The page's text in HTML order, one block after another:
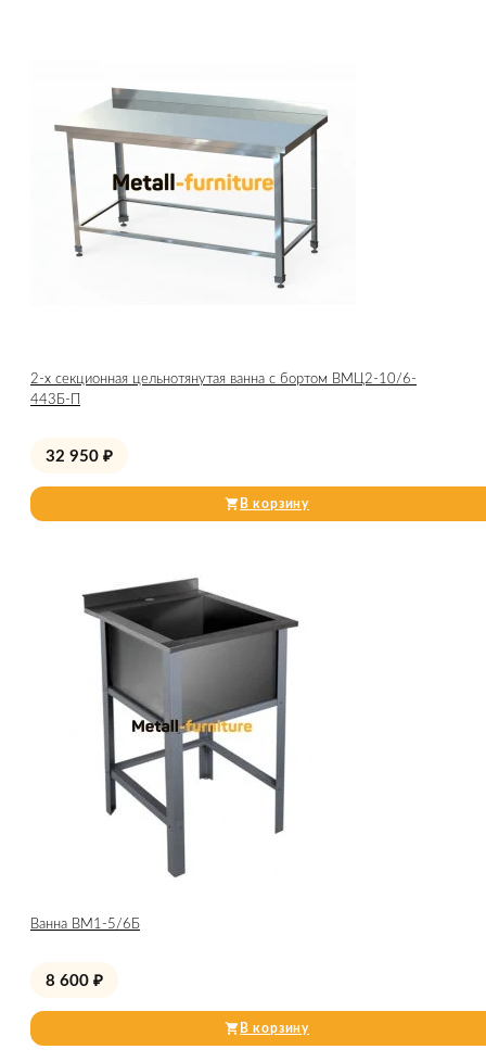
2-х секционная цельнотянутая ванна с бортом ВМЦ2-10/6-
443Б-П
32 950 ₽
В корзину
Ванна ВМ1-5/6Б
8 600 ₽
В корзину